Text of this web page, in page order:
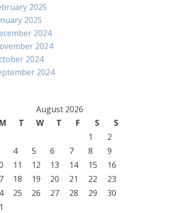
2025
2025
2024
2024
2024
2024
August 2026
M
T W T F S
S
1
2
4 5 6 7 8
9
11 12 13 14 15
16
18 19 20 21 22
23
25 26 27 28 29
30